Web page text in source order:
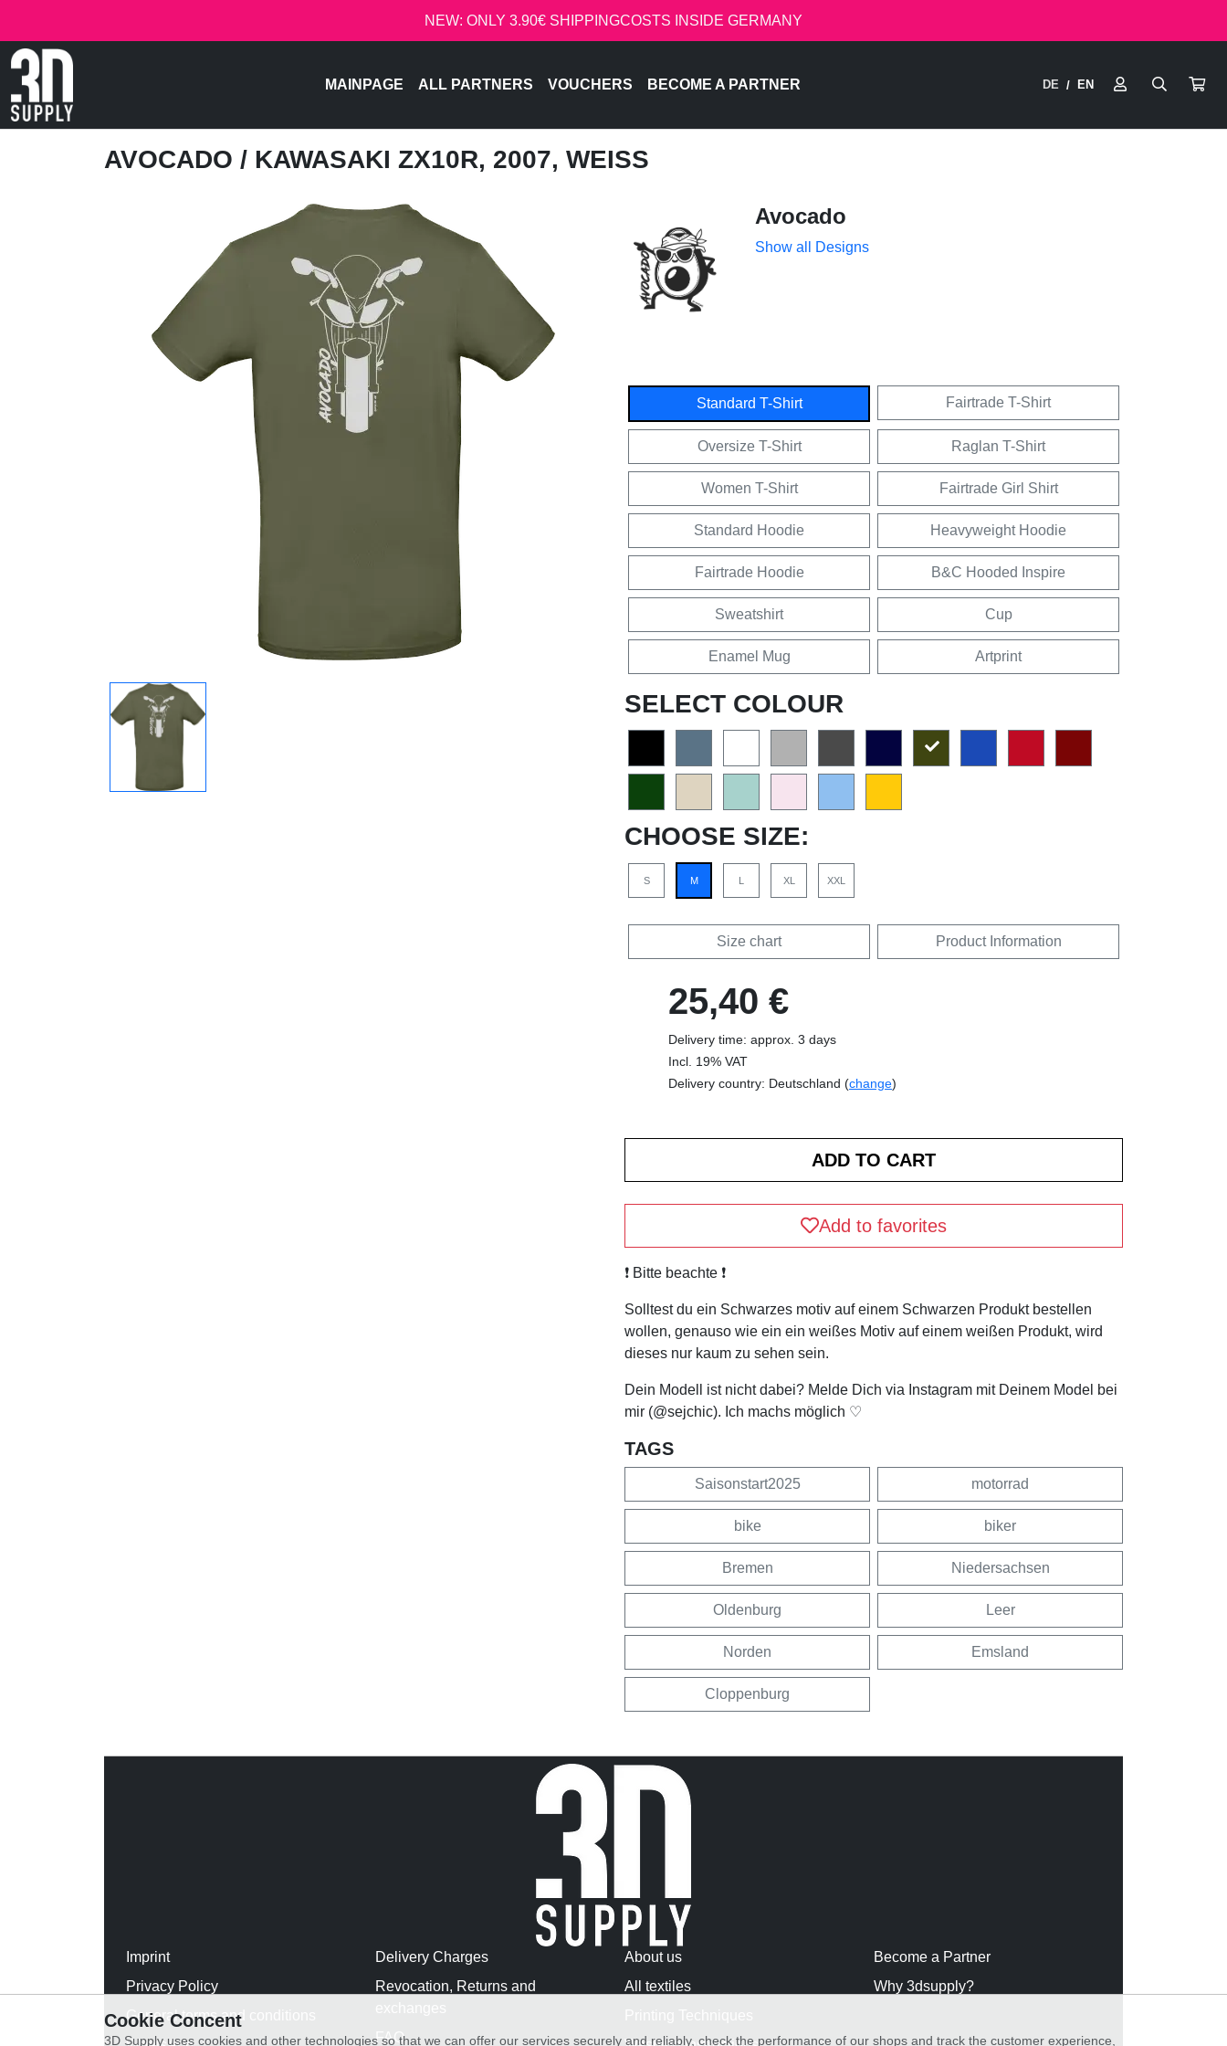
NEW: ONLY 3.90€ SHIPPINGCOSTS INSIDE GERMANY
MAINPAGE ALL PARTNERS VOUCHERS BECOME A PARTNER DE / EN
AVOCADO / KAWASAKI ZX10R, 2007, WEISS
Avocado
Show all Designs
Standard T-Shirt Fairtrade T-Shirt
Oversize T-Shirt Raglan T-Shirt
Women T-Shirt Fairtrade Girl Shirt
Standard Hoodie Heavyweight Hoodie
Fairtrade Hoodie B&C Hooded Inspire
Sweatshirt Cup
Enamel Mug Artprint
SELECT COLOUR
CHOOSE SIZE:
S M L XL XXL
Size chart Product Information
25,40 €
Delivery time: approx. 3 days
Incl. 19% VAT
Delivery country: Deutschland (change)
Add to favorites
❗️ Bitte beachte ❗️
Solltest du ein Schwarzes motiv auf einem Schwarzen Produkt bestellen
wollen, genauso wie ein ein weißes Motiv auf einem weißen Produkt, wird
dieses nur kaum zu sehen sein.
Dein Modell ist nicht dabei? Melde Dich via Instagram mit Deinem Model bei
mir (@sejchic). Ich machs möglich ♡
TAGS
Saisonstart2025 motorrad
bike biker
Bremen Niedersachsen
Oldenburg Leer
Norden Emsland
Cloppenburg
Imprint
Privacy Policy
General terms and conditions
Delivery Charges
Revocation, Returns and
FAQ
About us
All textiles
Become a Partner
Why 3dsupply?
Cookie Concent
3D Supply uses cookies and other technologies so that we can offer our services securely and reliably, check the performance of our shops and track the customer experience,